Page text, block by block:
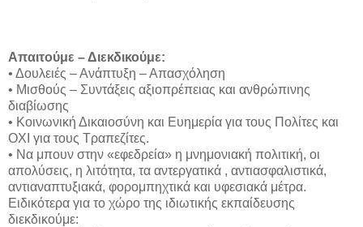
Απαιτούμε – Διεκδικούμε:
• Δουλειές – Ανάπτυξη – Απασχόληση
• Μισθούς – Συντάξεις αξιοπρέπειας και ανθρώπινης
διαβίωσης
• Κοινωνική Δικαιοσύνη και Ευημερία για τους Πολίτες και
ΟΧΙ για τους Τραπεζίτες.
• Να μπουν στην «εφεδρεία» η μνημονιακή πολιτική, οι
απολύσεις, η λιτότητα, τα αντεργατικά , αντιασφαλιστικά,
αντιαναπτυξιακά, φορομπηχτικά και υφεσιακά μέτρα.
Ειδικότερα για το χώρο της ιδιωτικής εκπαίδευσης
διεκδικούμε: